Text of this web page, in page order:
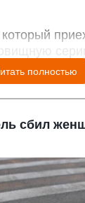
полностью
сбил